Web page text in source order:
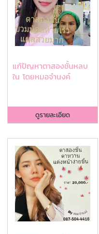
แก้ปัญหาตาสองชั้นหลบ
ใน โดยหมอจำนงค์
ดูรายละเอียด